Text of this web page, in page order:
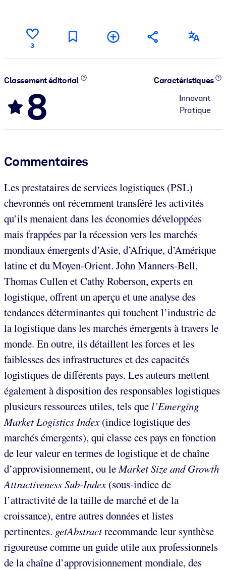
3
Classement éditorial
8
Caractéristiques
Innovant
Pratique
Commentaires
Les prestataires de services logistiques (PSL)
chevronnés ont récemment transféré les activités
qu’ils menaient dans les économies développées
mais frappées par la récession vers les marchés
mondiaux émergents d’Asie, d’Afrique, d’Amérique
latine et du Moyen-Orient. John Manners-Bell,
Thomas Cullen et Cathy Roberson, experts en
logistique, offrent un aperçu et une analyse des
tendances déterminantes qui touchent l’industrie de
la logistique dans les marchés émergents à travers le
monde. En outre, ils détaillent les forces et les
faiblesses des infrastructures et des capacités
logistiques de différents pays. Les auteurs mettent
également à disposition des responsables logistiques
plusieurs ressources utiles, tels que l’Emerging
Market Logistics Index(indice logistique des
marchés émergents), qui classe ces pays en fonction
de leur valeur en termes de logistique et de chaîne
d’approvisionnement, ou le Market Size and Growth
Attractiveness Sub-Index(sous-indice de
l’attractivité de la taille de marché et de la
croissance), entre autres données et listes
pertinentes. getAbstractrecommande leur synthèse
rigoureuse comme un guide utile aux professionnels
de la chaîne d’approvisionnement mondiale, des